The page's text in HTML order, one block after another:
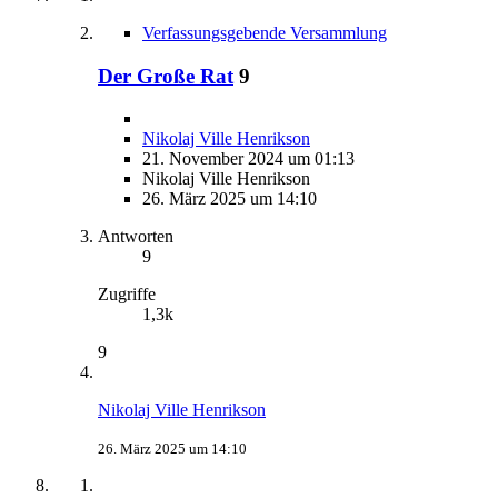
Verfassungsgebende Versammlung
Der Große Rat 9
Nikolaj Ville Henrikson
21. November 2024 um 01:13
Nikolaj Ville Henrikson
26. März 2025 um 14:10
Antworten
9
Zugriffe
1,3k
9
Nikolaj Ville Henrikson
26. März 2025 um 14:10